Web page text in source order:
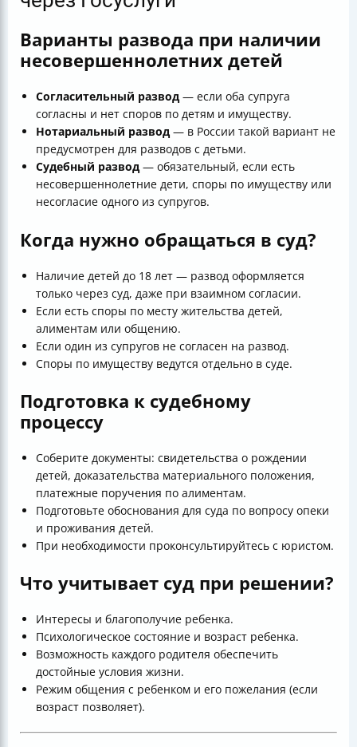
Варианты развода при наличии
несовершеннолетних детей
Согласительный развод — если оба супруга
согласны и нет споров по детям и имуществу.
Нотариальный развод — в России такой вариант не
предусмотрен для разводов с детьми.
Судебный развод — обязательный, если есть
несовершеннолетние дети, споры по имуществу или
несогласие одного из супругов.
Когда нужно обращаться в суд?
Наличие детей до 18 лет — развод оформляется
только через суд, даже при взаимном согласии.
Если есть споры по месту жительства детей,
алиментам или общению.
Если один из супругов не согласен на развод.
Споры по имуществу ведутся отдельно в суде.
Подготовка к судебному
процессу
Соберите документы: свидетельства о рождении
детей, доказательства материального положения,
платежные поручения по алиментам.
Подготовьте обоснования для суда по вопросу опеки
и проживания детей.
При необходимости проконсультируйтесь с юристом.
Что учитывает суд при решении?
Интересы и благополучие ребенка.
Психологическое состояние и возраст ребенка.
Возможность каждого родителя обеспечить
достойные условия жизни.
Режим общения с ребенком и его пожелания (если
возраст позволяет).